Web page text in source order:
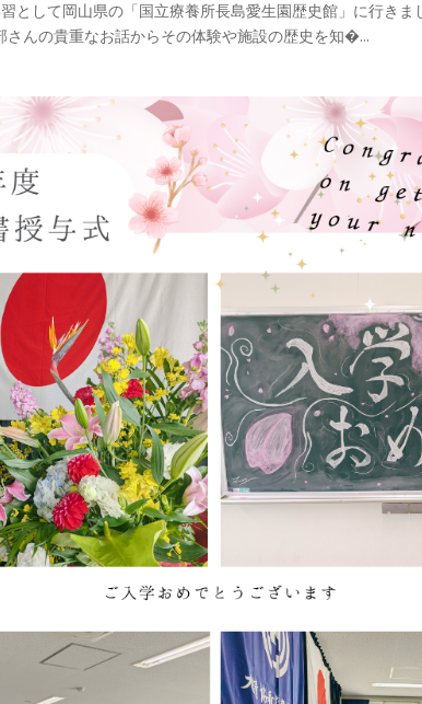
として岡山県の「国立療養所長島愛生園歴史館」に行き
んの貴重なお話からその体験や施設の歴史を知�...